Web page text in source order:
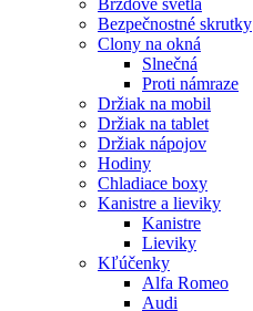
Brzdové svetlá
Bezpečnostné skrutky
Clony na okná
Slnečná
Proti námraze
Držiak na mobil
Držiak na tablet
Držiak nápojov
Hodiny
Chladiace boxy
Kanistre a lieviky
Kanistre
Lieviky
Kľúčenky
Alfa Romeo
Audi